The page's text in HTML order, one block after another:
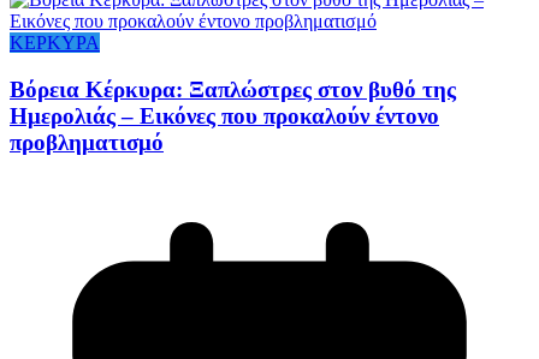
ΚΕΡΚΥΡΑ
Βόρεια Κέρκυρα: Ξαπλώστρες στον βυθό της
Ημερολιάς – Εικόνες που προκαλούν έντονο
προβληματισμό